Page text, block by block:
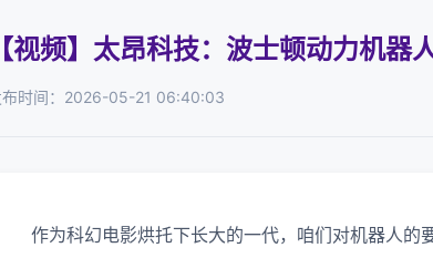
【视频】太昂科技：波士顿动力机器
布时间：2026-05-21 06:40:03
作为科幻电影烘托下长大的一代，咱们对机器人